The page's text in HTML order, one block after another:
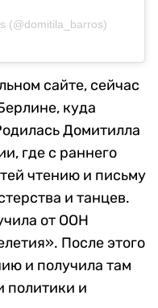
(@domitila_barros)
сайте, сейчас
куда
Домитилла
где с раннего
чтению и письму
и танцев.
от ООН
После этого
и получила там
политики и